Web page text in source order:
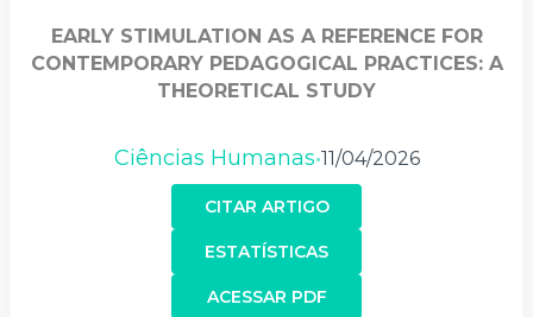
EARLY STIMULATION AS A REFERENCE FOR
CONTEMPORARY PEDAGOGICAL PRACTICES: A
THEORETICAL STUDY
Ciências Humanas•11/04/2026
CITAR ARTIGO
ACESSAR PDF
ESTATÍSTICAS